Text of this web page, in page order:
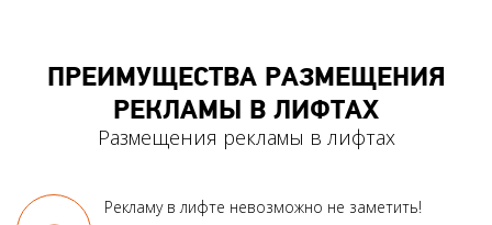
ПРЕИМУЩЕСТВА РАЗМЕЩЕНИЯ
РЕКЛАМЫ В ЛИФТАХ
Размещения рекламы в лифтах
Рекламу в лифте невозможно не заметить!